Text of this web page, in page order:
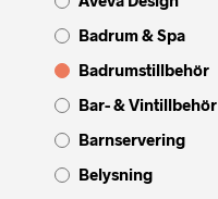
Badrum & Spa
Badrumstillbehör
Bar- & Vintillbehör
Barnservering
Belysning